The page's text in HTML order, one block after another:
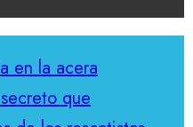
en la acera
que